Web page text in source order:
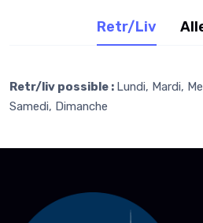
Retr/Liv
Retr/liv possible : Lundi, Mardi,
Samedi, Dimanche